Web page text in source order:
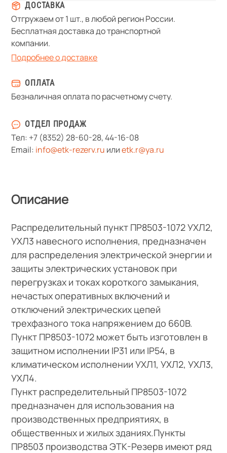
ДОСТАВКА
Отгружаем от 1 шт., в любой регион России.
Бесплатная доставка до транспортной
компании.
Подробнее о доставке
ОПЛАТА
Безналичная оплата по расчетному счету.
ОТДЕЛ ПРОДАЖ
Тел: +7 (8352) 28-60-28,44-16-08
Email: info@etk-rezerv.ru илиetk.r@ya.ru
Описание
Распределительный пункт ПР8503-1072 УХЛ2,
УХЛ3 навесного исполнения, предназначен
для распределения электрической энергии и
защиты электрических установок при
перегрузках и токах короткого замыкания,
нечастых оперативных включений и
отключений электрических цепей
трехфазного тока напряжением до 660В.
Пункт ПР8503-1072 может быть изготовлен в
защитном исполнении IP31 или IP54, в
климатическом исполнении УХЛ1, УХЛ2, УХЛ3,
УХЛ4.
Пункт распределительный ПР8503-1072
предназначен для использования на
производственных предприятиях, в
общественных и жилых зданиях.Пункты
ПР8503 производства ЭТК-Резерв имеют ряд